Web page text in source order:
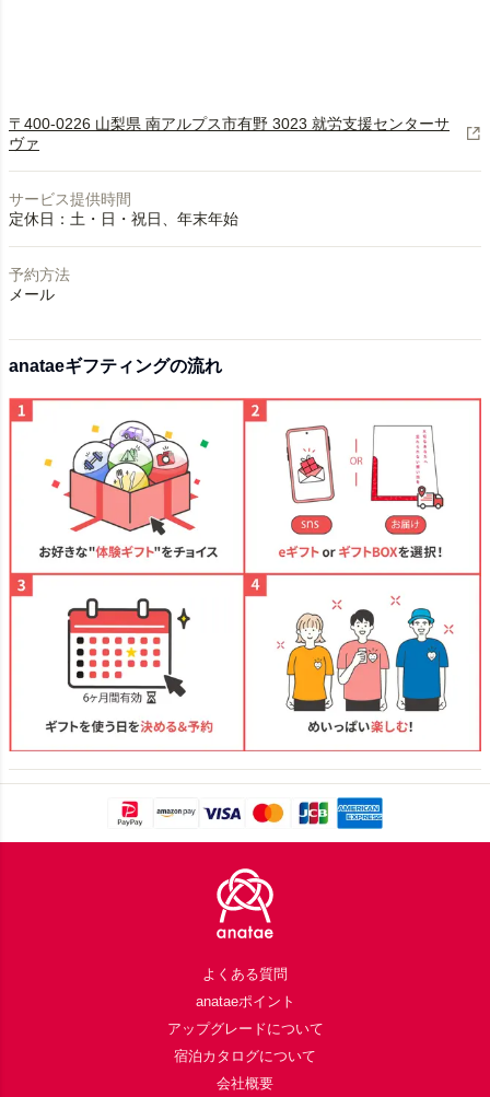
〒400-0226 山梨県 南アルプス市有野 3023 就労支援センターサ
ヴァ
サービス提供時間
予約方法
メール
anataeギフティングの流れ
よくある質問
anataeポイント
アップグレードについて
宿泊カタログについて
会社概要